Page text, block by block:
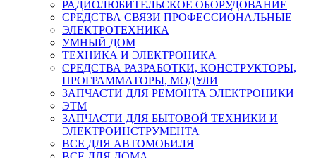
РАДИОЛЮБИТЕЛЬСКОЕ ОБОРУДОВАНИЕ
СРЕДСТВА СВЯЗИ ПРОФЕССИОНАЛЬНЫЕ
ЭЛЕКТРОТЕХНИКА
УМНЫЙ ДОМ
ТЕХНИКА И ЭЛЕКТРОНИКА
СРЕДСТВА РАЗРАБОТКИ, КОНСТРУКТОРЫ,
ПРОГРАММАТОРЫ, МОДУЛИ
ЗАПЧАСТИ ДЛЯ РЕМОНТА ЭЛЕКТРОНИКИ
ЭТМ
ЗАПЧАСТИ ДЛЯ БЫТОВОЙ ТЕХНИКИ И
ЭЛЕКТРОИНСТРУМЕНТА
ВСЕ ДЛЯ АВТОМОБИЛЯ